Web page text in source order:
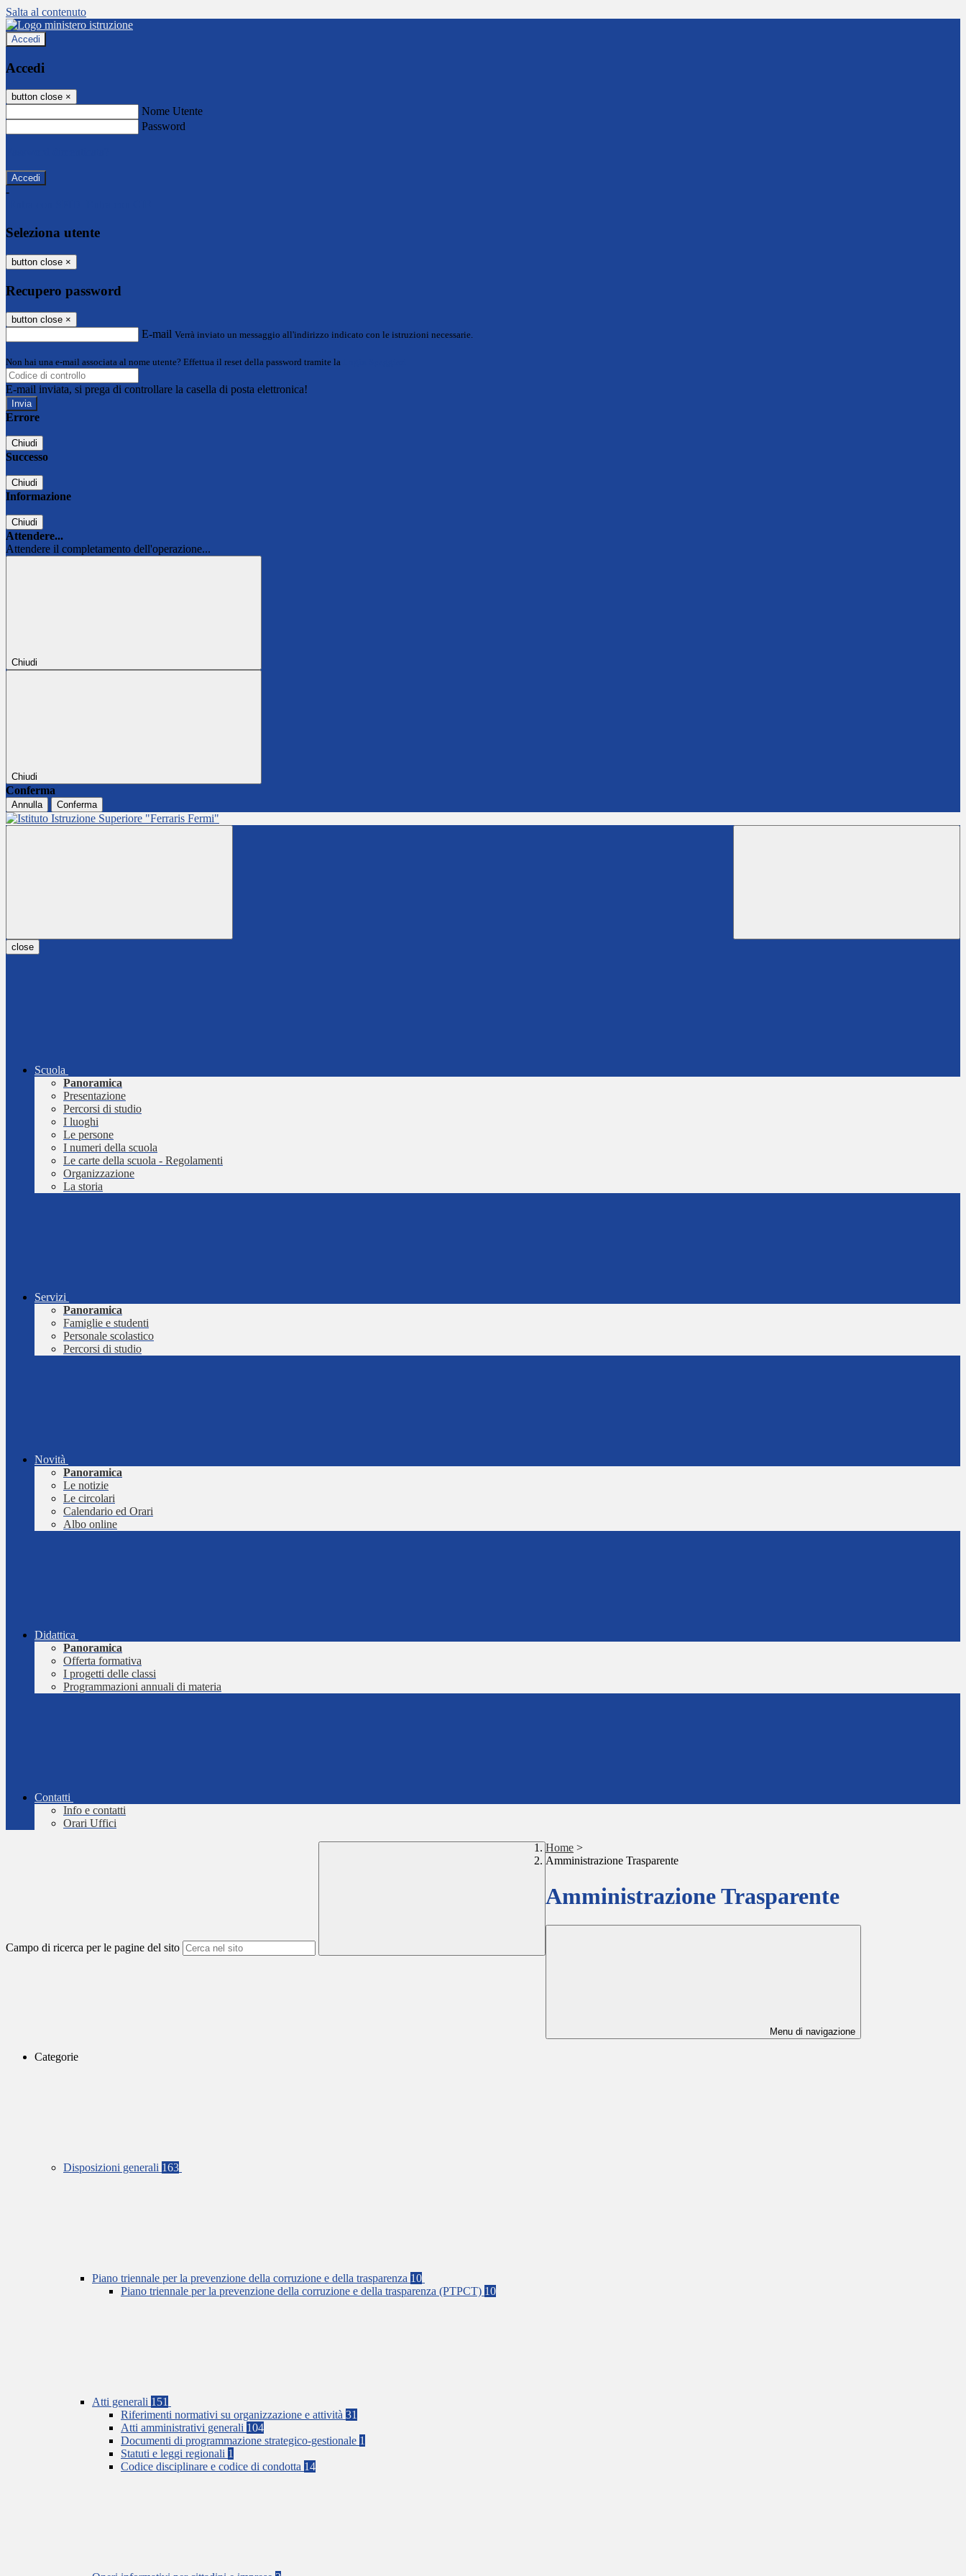
Salta al contenuto
Accedi
Accedi
button close ×
Nome Utente
Password
-
Seleziona utente
button close ×
Recupero password
button close ×
E-mail Verrà inviato un messaggio all'indirizzo indicato con le istruzioni necessarie.
Non hai una e-mail associata al nome utente? Effettua il reset della password tramite la
E-mail inviata, si prega di controllare la casella di posta elettronica!
Errore
Chiudi
Successo
Chiudi
Informazione
Chiudi
Attendere...
Attendere il completamento dell'operazione...
Chiudi
Chiudi
Conferma
Annulla Conferma
close
Scuola
Panoramica
Presentazione
Percorsi di studio
I luoghi
Le persone
I numeri della scuola
Le carte della scuola - Regolamenti
Organizzazione
La storia
Servizi
Panoramica
Famiglie e studenti
Personale scolastico
Percorsi di studio
Novità
Panoramica
Le notizie
Le circolari
Calendario ed Orari
Albo online
Didattica
Panoramica
Offerta formativa
I progetti delle classi
Programmazioni annuali di materia
Contatti
Info e contatti
Orari Uffici
Campo di ricerca per le pagine del sito
Home >
Amministrazione Trasparente
Amministrazione Trasparente
Menu di navigazione
Categorie
Disposizioni generali 163
Piano triennale per la prevenzione della corruzione e della trasparenza 10
Piano triennale per la prevenzione della corruzione e della trasparenza (PTPCT) 10
Atti generali 151
Riferimenti normativi su organizzazione e attività 31
Atti amministrativi generali 104
Documenti di programmazione strategico-gestionale 1
Statuti e leggi regionali 1
Codice disciplinare e codice di condotta 14